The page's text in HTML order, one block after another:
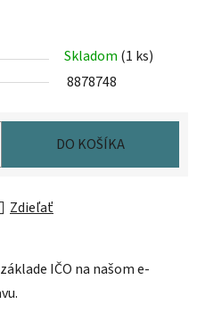
Skladom (1 ks)
8878748
DO KOŠÍKA
Zdieľať
IČO na našom e-